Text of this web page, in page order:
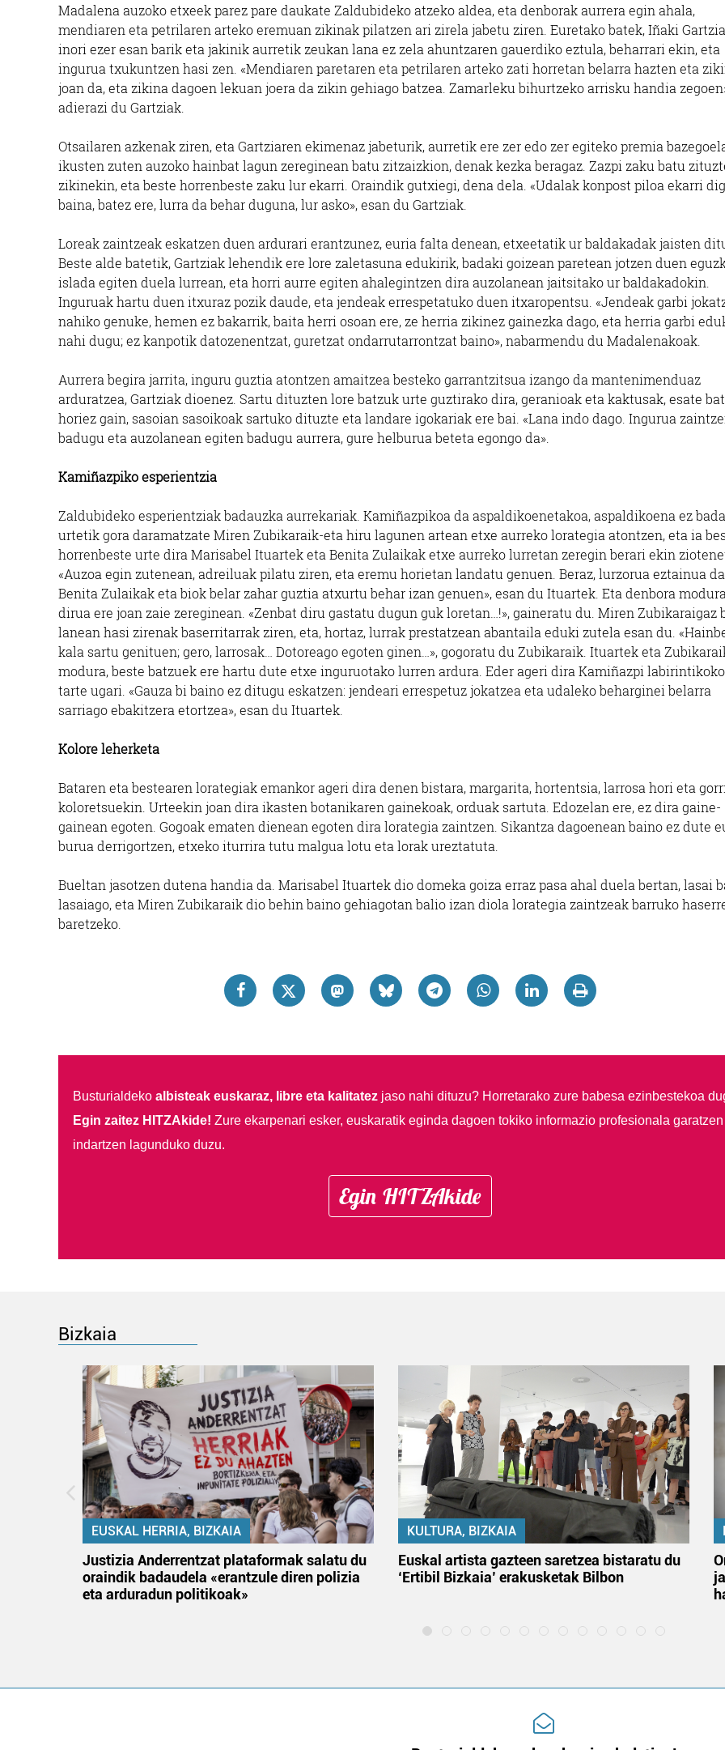
Madalena auzoko etxeek parez pare daukate Zaldubideko atzeko aldea, eta denborak aurrera egin ahala,
mendiaren eta petrilaren arteko eremuan zikinak pilatzen ari zirela jabetu ziren. Euretako batek, Iñaki
inori ezer esan barik eta jakinik aurretik zeukan lana ez zela ahuntzaren gauerdiko eztula, beharrari ekin, eta
ingurua txukuntzen hasi zen. «Mendiaren paretaren eta petrilaren arteko zati horretan belarra hazten eta
joan da, eta zikina dagoen lekuan joera da zikin gehiago batzea. Zamarleku bihurtzeko arrisku handia
adierazi du Gartziak.
Otsailaren azkenak ziren, eta Gartziaren ekimenaz jabeturik, aurretik ere zer edo zer egiteko premia
ikusten zuten auzoko hainbat lagun zereginean batu zitzaizkion, denak kezka beragaz. Zazpi zaku batu
zikinekin, eta beste horrenbeste zaku lur ekarri. Oraindik gutxiegi, dena dela. «Udalak konpost piloa ekarri
baina, batez ere, lurra da behar duguna, lur asko», esan du Gartziak.
Loreak zaintzeak eskatzen duen ardurari erantzunez, euria falta denean, etxeetatik ur baldakadak jaisten
Beste alde batetik, Gartziak lehendik ere lore zaletasuna edukirik, badaki goizean paretean jotzen duen
islada egiten duela lurrean, eta horri aurre egiten ahalegintzen dira auzolanean jaitsitako ur baldakadokin.
Inguruak hartu duen itxuraz pozik daude, eta jendeak errespetatuko duen itxaropentsu. «Jendeak garbi
nahiko genuke, hemen ez bakarrik, baita herri osoan ere, ze herria zikinez gainezka dago, eta herria garbi
nahi dugu; ez kanpotik datozenentzat, guretzat ondarrutarrontzat baino», nabarmendu du Madalenakoak.
Aurrera begira jarrita, inguru guztia atontzen amaitzea besteko garrantzitsua izango da mantenimenduaz
arduratzea, Gartziak dioenez. Sartu dituzten lore batzuk urte guztirako dira, geranioak eta kaktusak, esate
horiez gain, sasoian sasoikoak sartuko dituzte eta landare igokariak ere bai. «Lana indo dago. Ingurua
badugu eta auzolanean egiten badugu aurrera, gure helburua beteta egongo da».
Kamiñazpiko esperientzia
Zaldubideko esperientziak badauzka aurrekariak. Kamiñazpikoa da aspaldikoenetakoa, aspaldikoena ez
urtetik gora daramatzate Miren Zubikaraik-eta hiru lagunen artean etxe aurreko lorategia atontzen, eta ia
horrenbeste urte dira Marisabel Ituartek eta Benita Zulaikak etxe aurreko lurretan zeregin berari ekin
«Auzoa egin zutenean, adreiluak pilatu ziren, eta eremu horietan landatu genuen. Beraz, lurzorua eztainua da.
Benita Zulaikak eta biok belar zahar guztia atxurtu behar izan genuen», esan du Ituartek. Eta denbora
dirua ere joan zaie zereginean. «Zenbat diru gastatu dugun guk loretan…!», gaineratu du. Miren Zubikaraigaz
lanean hasi zirenak baserritarrak ziren, eta, hortaz, lurrak prestatzean abantaila eduki zutela esan du.
kala sartu genituen; gero, larrosak… Dotoreago egoten ginen…», gogoratu du Zubikaraik. Ituartek eta
modura, beste batzuek ere hartu dute etxe inguruotako lurren ardura. Eder ageri dira Kamiñazpi
tarte ugari. «Gauza bi baino ez ditugu eskatzen: jendeari errespetuz jokatzea eta udaleko beharginei belarra
sarriago ebakitzera etortzea», esan du Ituartek.
Kolore leherketa
Bataren eta bestearen lorategiak emankor ageri dira denen bistara, margarita, hortentsia, larrosa hori eta gorri
koloretsuekin. Urteekin joan dira ikasten botanikaren gainekoak, orduak sartuta. Edozelan ere, ez dira gaine-
gainean egoten. Gogoak ematen dienean egoten dira lorategia zaintzen. Sikantza dagoenean baino ez dute
burua derrigortzen, etxeko iturrira tutu malgua lotu eta lorak ureztatuta.
Bueltan jasotzen dutena handia da. Marisabel Ituartek dio domeka goiza erraz pasa ahal duela bertan, lasai
lasaiago, eta Miren Zubikaraik dio behin baino gehiagotan balio izan diola lorategia zaintzeak barruko
baretzeko.
Busturialdeko albisteak euskaraz, libre eta kalitatezjaso nahi dituzu? Horretarako zure babesa ezinbestekoa
Egin zaitez HITZAkide! Zure ekarpenari esker, euskaratik eginda dagoen tokiko informazio profesionala garatzen
indartzen lagunduko duzu.
Egin HITZAkide
Bizkaia
EUSKAL HERRIA, BIZKAIA
Justizia Anderrentzat plataformak salatu du
oraindik badaudela «erantzule diren polizia
eta arduradun politikoak»
KULTURA, BIZKAIA
Euskal artista gazteen saretzea bistaratu du
‘Ertibil Bizkaia’ erakusketak Bilbon